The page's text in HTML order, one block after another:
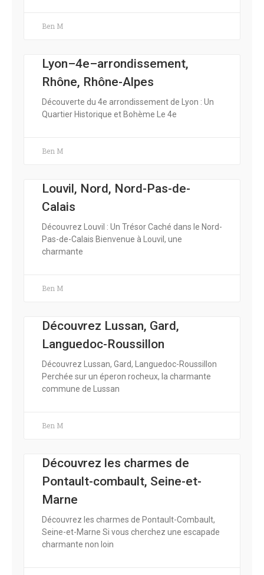
Ben M
Lyon–4e–arrondissement,
Rhône, Rhône-Alpes
Découverte du 4e arrondissement de Lyon : Un
Quartier Historique et Bohème Le 4e
Ben M
Louvil, Nord, Nord-Pas-de-
Calais
Découvrez Louvil : Un Trésor Caché dans le Nord-
Pas-de-Calais Bienvenue à Louvil, une
charmante
Ben M
Découvrez Lussan, Gard,
Languedoc-Roussillon
Découvrez Lussan, Gard, Languedoc-Roussillon
Perchée sur un éperon rocheux, la charmante
commune de Lussan
Ben M
Découvrez les charmes de
Pontault-combault, Seine-et-
Marne
Découvrez les charmes de Pontault-Combault,
Seine-et-Marne Si vous cherchez une escapade
charmante non loin